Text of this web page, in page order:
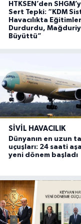
HTKSEN’den
Sert Tepki: “KDM
Havacılıkta
Durdurdu,
Büyüttü”
SIVIL HAVACILIK
Dünyanın en uzun
uçuşları: 24 saati
yeni dönem başladı